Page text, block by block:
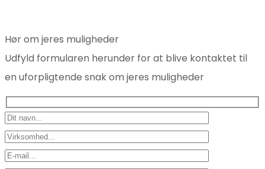
Hør om jeres muligheder
Udfyld formularen herunder for at blive kontaktet til
en uforpligtende snak om jeres muligheder